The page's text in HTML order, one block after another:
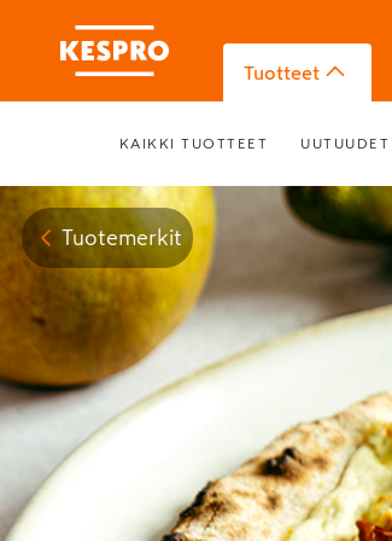
Tuotteet
KAIKKI TUOTTEET UUTUUDET
Tuotemerkit